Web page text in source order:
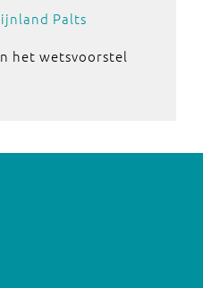
Palts
het wetsvoorstel